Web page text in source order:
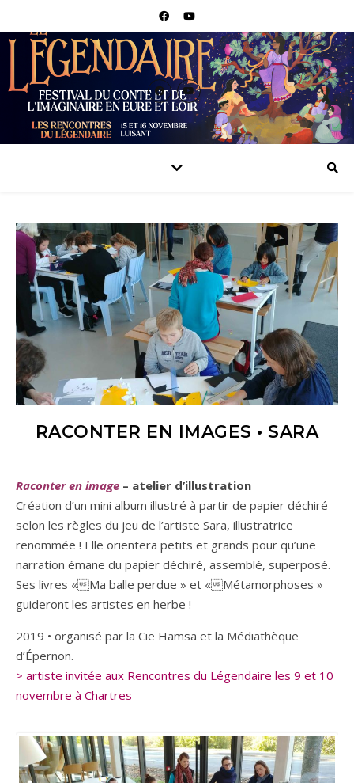
RACONTER EN IMAGES • SARA
Raconter en image – atelier d’illustration
Création d’un mini album illustré à partir de papier déchiré
selon les règles du jeu de l’artiste Sara, illustratrice
renommée ! Elle orientera petits et grands pour qu’une
narration émane du papier déchiré, assemblé, superposé.
Ses livres «Ma balle perdue » et «Métamorphoses »
guideront les artistes en herbe !
2019 • organisé par la Cie Hamsa et la Médiathèque
d’Épernon.
> artiste invitée aux Rencontres du Légendaire les 9 et 10
novembre à Chartres